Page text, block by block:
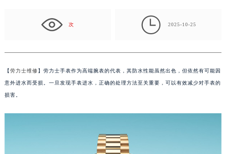
次  2025-10-25
【劳力士维修】劳力士手表作为高端腕表的代表，其防水性能虽然出色，但依然有可能因
意外进水而受损。一旦发现手表进水，正确的处理方法至关重要，可以有效减少对手表的
损害。